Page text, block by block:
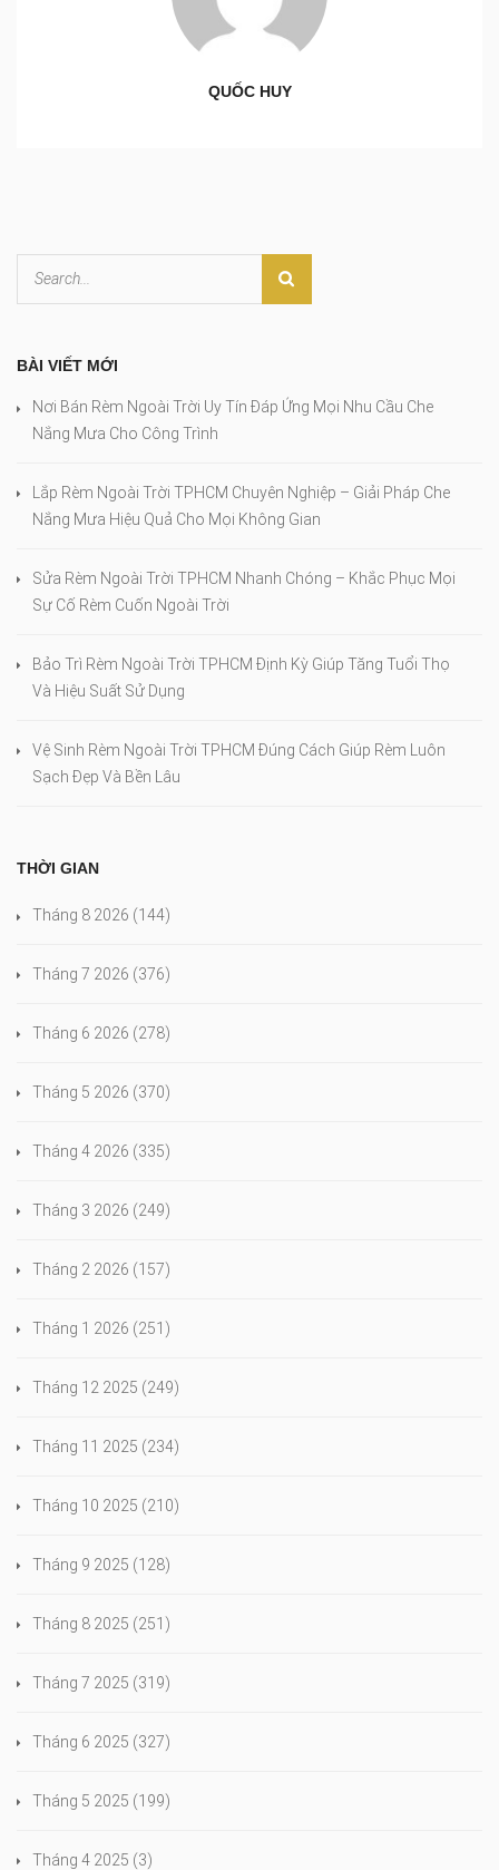
QUỐC HUY
BÀI VIẾT MỚI
Nơi Bán Rèm Ngoài Trời Uy Tín Đáp Ứng Mọi Nhu Cầu Che
Nắng Mưa Cho Công Trình
Lắp Rèm Ngoài Trời TPHCM Chuyên Nghiệp – Giải Pháp Che
Nắng Mưa Hiệu Quả Cho Mọi Không Gian
Sửa Rèm Ngoài Trời TPHCM Nhanh Chóng – Khắc Phục Mọi
Sự Cố Rèm Cuốn Ngoài Trời
Bảo Trì Rèm Ngoài Trời TPHCM Định Kỳ Giúp Tăng Tuổi Thọ
Và Hiệu Suất Sử Dụng
Vệ Sinh Rèm Ngoài Trời TPHCM Đúng Cách Giúp Rèm Luôn
Sạch Đẹp Và Bền Lâu
THỜI GIAN
Tháng 8 2026 (144)
Tháng 7 2026 (376)
Tháng 6 2026 (278)
Tháng 5 2026 (370)
Tháng 4 2026 (335)
Tháng 3 2026 (249)
Tháng 2 2026 (157)
Tháng 1 2026 (251)
Tháng 12 2025 (249)
Tháng 11 2025 (234)
Tháng 10 2025 (210)
Tháng 9 2025 (128)
Tháng 8 2025 (251)
Tháng 7 2025 (319)
Tháng 6 2025 (327)
Tháng 5 2025 (199)
Tháng 4 2025 (3)